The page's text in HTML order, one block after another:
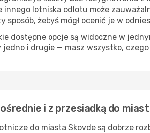
innego lotniska odlotu może
sposób, żebyś mógł ocenić je w
dostępne opcje są widoczne w
jedno i drugie — masz wszystko,
i z przesiadką do
do miasta Skovde są dobrze